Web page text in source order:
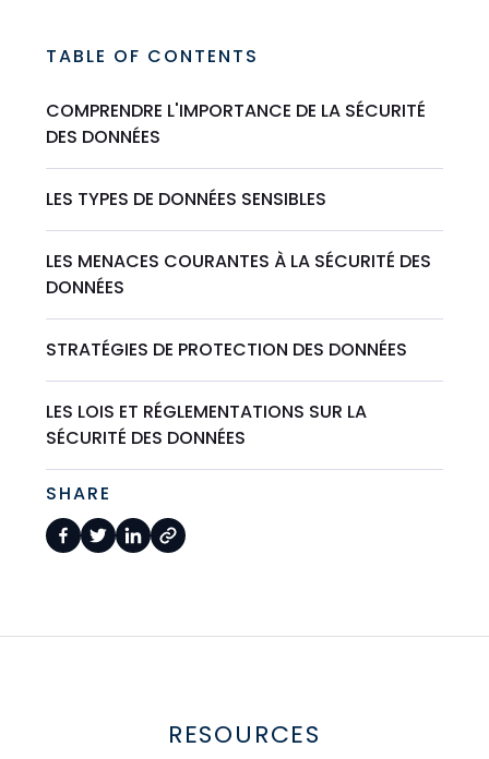
TABLE OF CONTENTS
COMPRENDRE L'IMPORTANCE DE LA SÉCURITÉ
DES DONNÉES
LES TYPES DE DONNÉES SENSIBLES
LES MENACES COURANTES À LA SÉCURITÉ DES
DONNÉES
STRATÉGIES DE PROTECTION DES DONNÉES
LES LOIS ET RÉGLEMENTATIONS SUR LA
SÉCURITÉ DES DONNÉES
SHARE
RESOURCES